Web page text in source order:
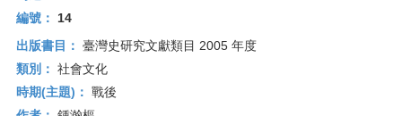
編號：
14
出版書目： 臺灣史研究文獻類目 2005 年度
類別： 社會文化
時期(主題)： 戰後